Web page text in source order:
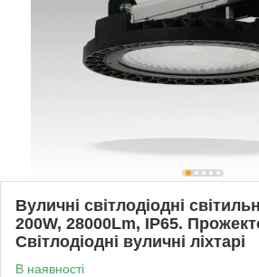
Вуличні світлодіодні
200W, 28000Lm, IP65.
Світлодіодні вуличні ліхтарі
В наявності